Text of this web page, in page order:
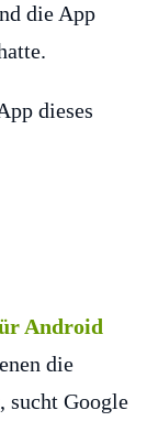
die App
dieses
Android
die
sucht Google